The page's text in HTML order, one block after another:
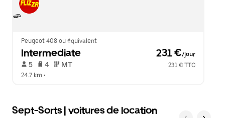
Peugeot 408 ou équivalent
Intermediate 231 €/jour
5 4 MT
231 € TTC
24.7 km •
Sept-Sorts | voitures de location